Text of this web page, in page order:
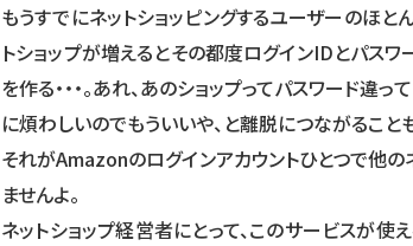
もうすでにネットショッピングするユーザーのほ
トショップが増えるとその都度ログインIDとパス
を作る・・・。あれ、あのショップってパスワード違
に煩わしいのでもういいや、と離脱につながること
それがAmazonのログインアカウントひとつで他の
ませんよ。
ネットショップ経営者にとって、このサービスが